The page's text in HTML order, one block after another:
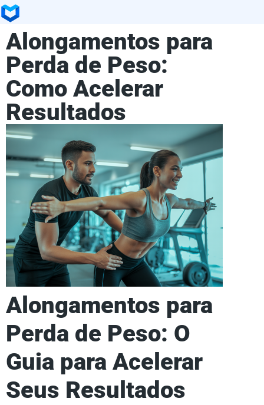
Alongamentos para
Perda de Peso:
Como Acelerar
Resultados
Alongamentos para
Perda de Peso: O
Guia para Acelerar
Seus Resultados